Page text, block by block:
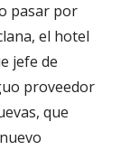
pasar por
el hotel
jefe de
proveedor
que